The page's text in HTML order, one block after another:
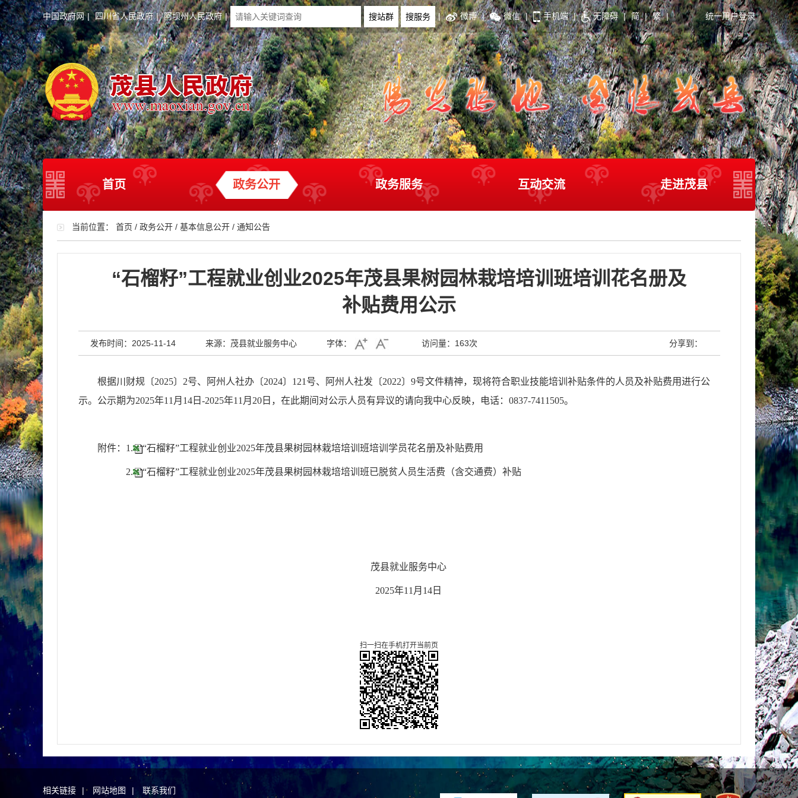
中国政府网 | 四川省人民政府 | 阿坝州人民政府 | | 微博 | 微信 | 手机端 | 无障碍 | 简 | 繁 | 统一用户登录
首页 政务公开 政务服务 互动交流 走进茂县
当前位置： 首页 / 政务公开 / 基本信息公开 / 通知公告
“石榴籽”工程就业创业2025年茂县果树园林栽培培训班培训花名册及
补贴费用公示
发布时间：2025-11-14 来源：茂县就业服务中心 字体： 访问量： 163次 分享到：
根据川财规〔2025〕 2号、 阿州人社办〔2024〕 121 号、 阿州人社发 〔2022〕 9号文件精神， 现将符合职业技能培训 补贴条件的人员及补贴费用进行公
示。公示期为2025年11 月 14日 -2025年11月20日 ，在此期间对公示人员有异议的请向我中心反映，电话： 0837-7411505。
附件：1. “石榴籽”工程就业创业2025年茂县果树园林栽培培训班培训学员花名册及补贴费用
2. “石榴籽”工程就业创业2025年茂县果树园林栽培培训班已脱贫人员生活费（含交通费）补贴
茂县就业服务中心
2025年11 月 14 日
扫一扫在手机打开当前页
相关链接 | 网站地图 | 联系我们